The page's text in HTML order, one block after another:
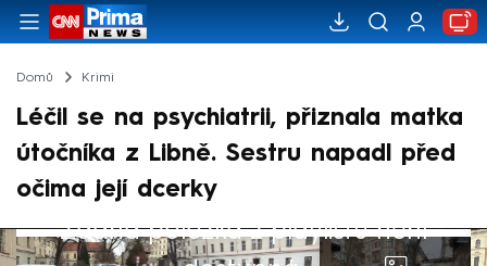
Domů Krimi
Léčil se na psychiatrii, přiznala matka
útočníka z Libně. Sestru napadl před
očima její dcerky
Žádná položka z playlistu není